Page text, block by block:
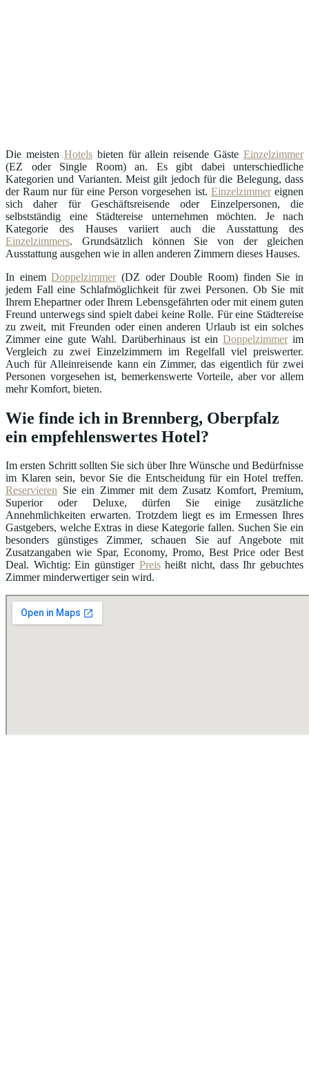
Die meisten Hotelsbieten für allein reisende Gäste Einzelzimmer
(EZ oder Single Room) an. Es gibt dabei unterschiedliche
Kategorien und Varianten. Meist gilt jedoch für die Belegung, dass
der Raum nur für eine Person vorgesehen ist. Einzelzimmereignen
sich daher für Geschäftsreisende oder Einzelpersonen, die
selbstständig eine Städtereise unternehmen möchten. Je nach
Kategorie des Hauses variiert auch die Ausstattung des
Einzelzimmers. Grundsätzlich können Sie von der gleichen
Ausstattung ausgehen wie in allen anderen Zimmern dieses Hauses.
In einemDoppelzimmer(DZ oder Double Room) finden Sie in
jedem Fall eine Schlafmöglichkeit für zwei Personen. Ob Sie mit
Ihrem Ehepartner oder Ihrem Lebensgefährten oder mit einem guten
Freund unterwegs sind spielt dabei keine Rolle. Für eine Städtereise
zu zweit, mit Freunden oder einen anderen Urlaub ist ein solches
Zimmer eine gute Wahl. Darüberhinaus ist ein Doppelzimmerim
Vergleich zu zwei Einzelzimmern im Regelfall viel preiswerter.
Auch für Alleinreisende kann ein Zimmer, das eigentlich für zwei
Personen vorgesehen ist, bemerkenswerte Vorteile, aber vor allem
mehr Komfort, bieten.
Wie finde ich in Brennberg, Oberpfalz
ein empfehlenswertes Hotel?
Im ersten Schritt sollten Sie sich über Ihre Wünsche und Bedürfnisse
im Klaren sein, bevor Sie die Entscheidung für ein Hotel treffen.
Reservieren Sie ein Zimmer mit dem Zusatz Komfort, Premium,
Superior oder Deluxe, dürfen Sie einige zusätzliche
Annehmlichkeiten erwarten. Trotzdem liegt es im Ermessen Ihres
Gastgebers, welche Extras in diese Kategorie fallen. Suchen Sie ein
besonders günstiges Zimmer, schauen Sie auf Angebote mit
Zusatzangaben wie Spar, Economy, Promo, Best Price oder Best
Deal. Wichtig: Ein günstiger Preisheißt nicht, dass Ihr gebuchtes
Zimmer minderwertiger sein wird.